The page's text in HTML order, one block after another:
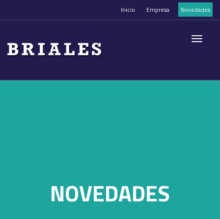
Inicio Empresa Novedades
Toggle
NOVEDADES